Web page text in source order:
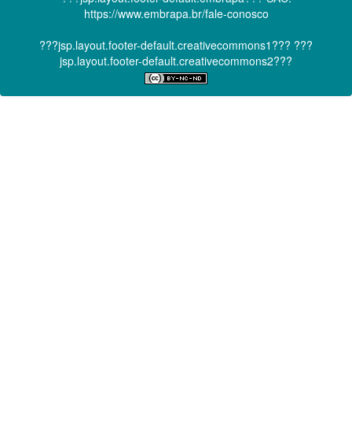
https://www.embrapa.br/fale-conosco
???jsp.layout.footer-default.creativecommons1??? ???
jsp.layout.footer-default.creativecommons2???